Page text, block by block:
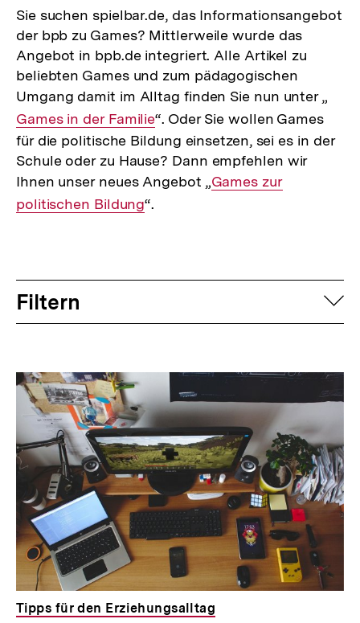
Sie suchen spielbar.de, das Informationsangebot
der bpb zu Games? Mittlerweile wurde das
Angebot in bpb.de integriert. Alle Artikel zu
beliebten Games und zum pädagogischen
Umgang damit im Alltag finden Sie nun unter „
Games in der Familie“. Oder Sie wollen Games
für die politische Bildung einsetzen, sei es in der
Schule oder zu Hause? Dann empfehlen wir
Ihnen unser neues Angebot „Interner
Games zur
politischen Bildung“.
Filtern
Tipps für den Erziehungsalltag